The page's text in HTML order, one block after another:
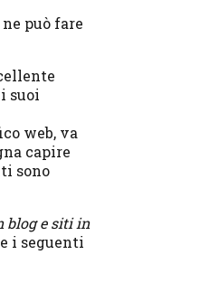
può fare
suoi
web, va
capire
sono
blog e siti in
i seguenti